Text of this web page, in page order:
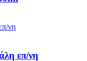
επ/νη